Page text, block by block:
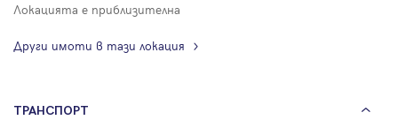
Локацията е приблизителна
Други имоти в тази локация
ТРАНСПОРТ